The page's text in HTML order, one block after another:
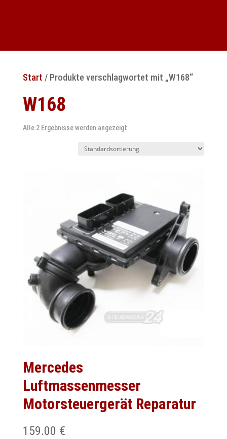
Start / Produkte verschlagwortet mit „W168“
W168
Alle 2 Ergebnisse werden angezeigt
Mercedes
Luftmassenmesser
Motorsteuergerät Reparatur
159.00 €